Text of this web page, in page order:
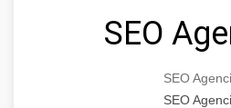
SEO
SEO
SEO